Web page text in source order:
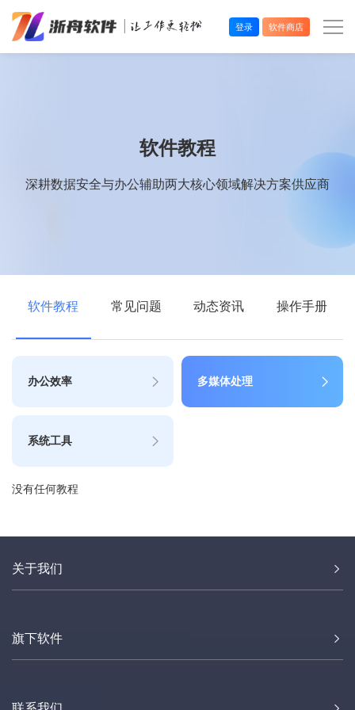
登录 软件商店
软件教程
深耕数据安全与办公辅助两大核心领域解决方案供应商
软件教程 常见问题 动态资讯 操作手册
办公效率 多媒体处理
系统工具
没有任何教程
关于我们
旗下软件